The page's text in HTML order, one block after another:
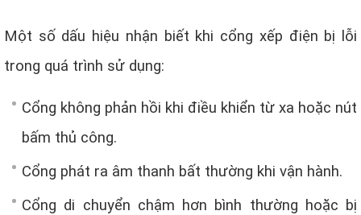
Một số dấu hiệu nhận biết khi cổng xếp điện bị lỗi
trong quá trình sử dụng:
Cổng không phản hồi khi điều khiển từ xa hoặc nút
bấm thủ công.
Cổng phát ra âm thanh bất thường khi vận hành.
Cổng di chuyển chậm hơn bình thường hoặc bị